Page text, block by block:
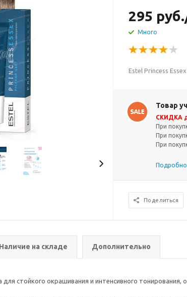
295 руб.
Много
Estel Princess
Товар
СКИДКА
При
При
При
Поделиться
Наличие на складе Дополнительно
для стойкого окрашивания и интенсивного